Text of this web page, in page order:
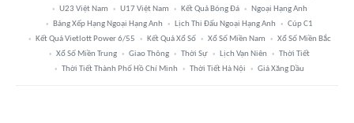
U23 Việt Nam
U17 Việt Nam Kết Quả Bóng Đá
Ngoại Hạng Anh
Bảng Xếp Hạng Ngoại Hạng Anh
Lịch Thi Đấu Ngoại Hạng Anh
Cúp C1
Kết Quả Vietlott Power 6/55
Kết Quả Xổ Số Xổ Số Miền Nam
Xổ Số Miền Bắc
Xổ Số Miền Trung
Giao Thông Thời Sự Lịch Vạn Niên
Thời Tiết
Thời Tiết Thành Phố Hồ Chí Minh
Thời Tiết Hà Nội Giá Xăng Dầu